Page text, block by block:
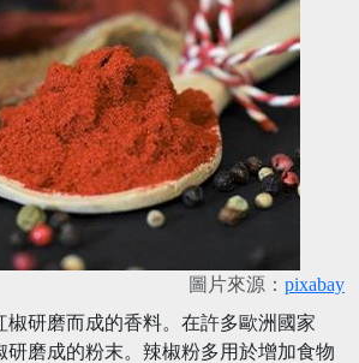
圖片來源： pixabay
椒研磨而成的香料。在許多歐洲國家
研磨成的粉末。辣椒粉多用於增加食物